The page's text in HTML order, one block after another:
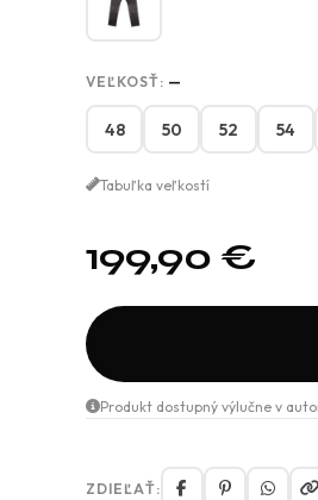
VEĽKOSŤ: —
48 50 52 54
Tabuľka veľkostí
199,90 €
Produkt dostupný výlučne v
ZDIEĽAŤ: